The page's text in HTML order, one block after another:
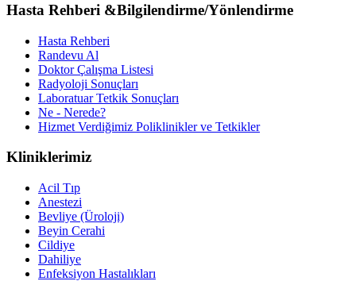
Hasta Rehberi &Bilgilendirme/Yönlendirme
Hasta Rehberi
Randevu Al
Doktor Çalışma Listesi
Radyoloji Sonuçları
Laboratuar Tetkik Sonuçları
Ne - Nerede?
Hizmet Verdiğimiz Poliklinikler ve Tetkikler
Kliniklerimiz
Acil Tıp
Anestezi
Bevliye (Üroloji)
Beyin Cerahi
Cildiye
Dahiliye
Enfeksiyon Hastalıkları